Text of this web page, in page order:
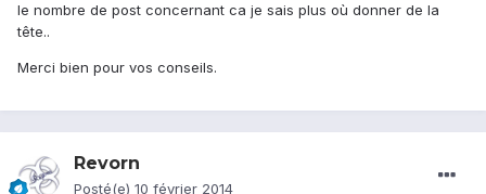
le nombre de post concernant ca je sais plus où donner de la
tête..
Merci bien pour vos conseils.
Revorn
Posté(e) 10 février 2014